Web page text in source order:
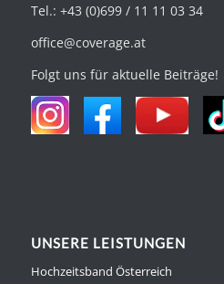
Tel.: +43 (0)699 / 11 11 03 34
office@coverage.at
Folgt uns für aktuelle Beiträge!
UNSERE LEISTUNGEN
Hochzeitsband Österreich